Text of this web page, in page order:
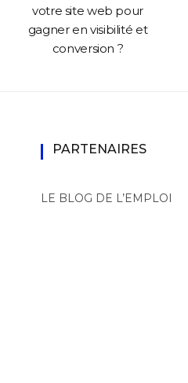
votre site web pour
gagner en visibilité et
conversion ?
PARTENAIRES
LE BLOG DE L’EMPLOI